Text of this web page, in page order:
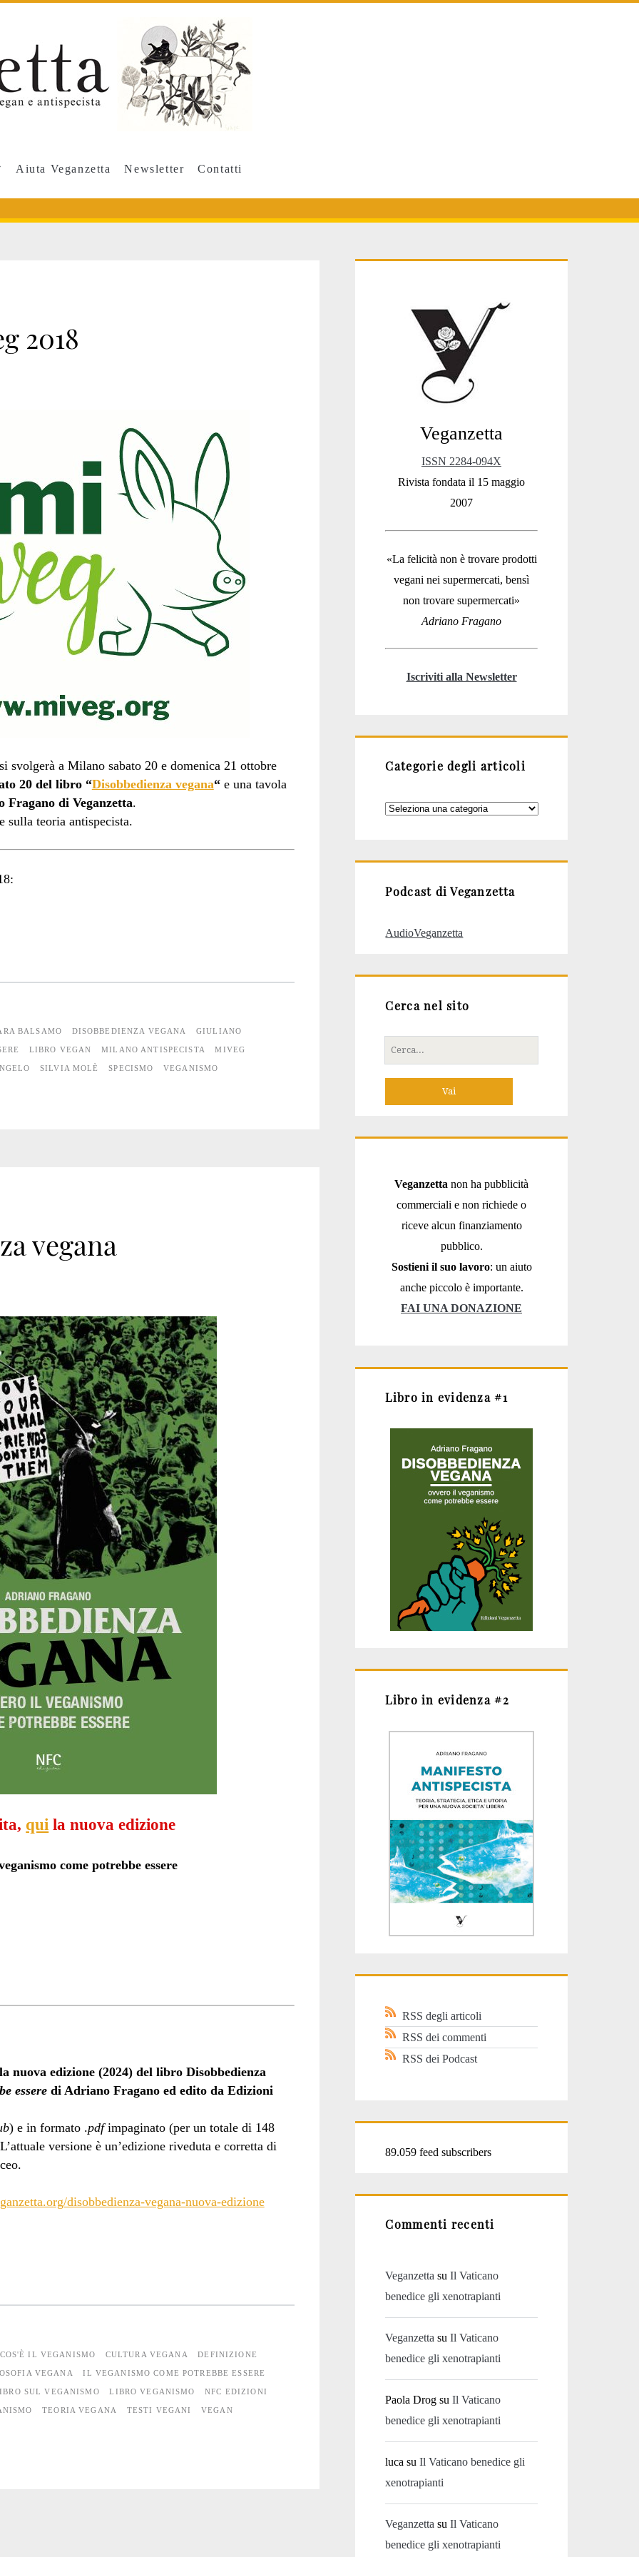
Aiuta Veganzetta Newsletter Contatti
2018
a Milano sabato 20 e domenica 21 ottobre
20 del libro “Disobbedienza vegana“e una tavola
Fragano di Veganzetta.
sulla teoria antispecista.
BALSAMO DISOBBEDIENZA VEGANA GIULIANO
LIBRO VEGAN MILANO ANTISPECISTA MIVEG
SILVIA MOLÈ SPECISMO VEGANISMO
vegana
qui la nuova edizione
come potrebbe essere
edizione (2024) del libro Disobbedienza
esseredi Adriano Fragano ed edito da Edizioni
) e in formato .pdfimpaginato (per un totale di 148
versione è un’edizione riveduta e corretta di
disobbedienza-vegana-nuova-edizione
IL VEGANISMO CULTURA VEGANA DEFINIZIONE
VEGANA IL VEGANISMO COME POTREBBE ESSERE
SUL VEGANISMO LIBRO VEGANISMO NFC EDIZIONI
TEORIA VEGANA TESTI VEGANI VEGAN
Sidebar
Veganzetta
ISSN 2284-094X
Rivista fondata il 15 maggio
2007
«La felicità non è trovare prodotti
vegani nei supermercati, bensì
non trovare supermercati»
Adriano Fragano
Iscriviti alla Newsletter
Categorie degli articoli
Categorie
Podcast di Veganzetta
AudioVeganzetta
Cerca nel sito
Cerca
per:
Veganzetta non ha pubblicità
commerciali e non richiede o
riceve alcun finanziamento
pubblico.
Sostieni il suo lavoro: un aiuto
anche piccolo è importante.
FAI UNA DONAZIONE
Libro in evidenza #1
Libro in evidenza #2
RSS degli articoli
RSS dei commenti
RSS dei Podcast
89.059 feed subscribers
Commenti recenti
Veganzetta suIl Vaticano
benedice gli xenotrapianti
Veganzetta suIl Vaticano
benedice gli xenotrapianti
Paola Drog suIl Vaticano
benedice gli xenotrapianti
luca suIl Vaticano benedice gli
xenotrapianti
Veganzetta suIl Vaticano
benedice gli xenotrapianti